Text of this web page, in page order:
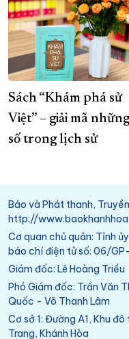
Sách “Khám phá sử
Việt” – giải mã
số trong lịch sử
Báo và Phát thanh,
http://
Cơ quan chủ quản: Tỉnh
báo chí điện tử số: 06/
Giám đốc: Lê Hoàng Triều
Phó Giám đốc: Trần Văn
Quốc - Võ Thanh Lâm
Cơ sở 1: Đường A1, Khu
Trang, Khánh Hòa